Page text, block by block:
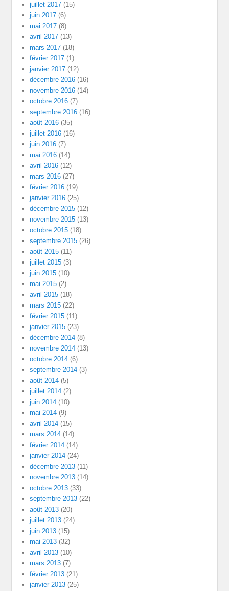
juillet 2017 (15)
juin 2017 (6)
mai 2017 (8)
avril 2017 (13)
mars 2017 (18)
février 2017 (1)
janvier 2017 (12)
décembre 2016 (16)
novembre 2016 (14)
octobre 2016 (7)
septembre 2016 (16)
août 2016 (35)
juillet 2016 (16)
juin 2016 (7)
mai 2016 (14)
avril 2016 (12)
mars 2016 (27)
février 2016 (19)
janvier 2016 (25)
décembre 2015 (12)
novembre 2015 (13)
octobre 2015 (18)
septembre 2015 (26)
août 2015 (11)
juillet 2015 (3)
juin 2015 (10)
mai 2015 (2)
avril 2015 (18)
mars 2015 (22)
février 2015 (11)
janvier 2015 (23)
décembre 2014 (8)
novembre 2014 (13)
octobre 2014 (6)
septembre 2014 (3)
août 2014 (5)
juillet 2014 (2)
juin 2014 (10)
mai 2014 (9)
avril 2014 (15)
mars 2014 (14)
février 2014 (14)
janvier 2014 (24)
décembre 2013 (11)
novembre 2013 (14)
octobre 2013 (33)
septembre 2013 (22)
août 2013 (20)
juillet 2013 (24)
juin 2013 (15)
mai 2013 (32)
avril 2013 (10)
mars 2013 (7)
février 2013 (21)
janvier 2013 (25)